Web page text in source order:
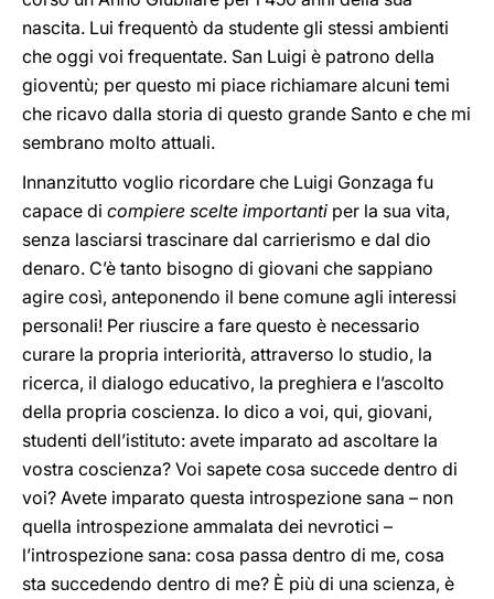
nascita. Lui frequentò da studente gli stessi ambienti
che oggi voi frequentate. San Luigi è patrono della
gioventù; per questo mi piace richiamare alcuni temi
che ricavo dalla storia di questo grande Santo e che mi
sembrano molto attuali.
Innanzitutto voglio ricordare che Luigi Gonzaga fu
capace di compiere scelte importanti per la sua vita,
senza lasciarsi trascinare dal carrierismo e dal dio
denaro. C’è tanto bisogno di giovani che sappiano
agire così, anteponendo il bene comune agli interessi
personali! Per riuscire a fare questo è necessario
curare la propria interiorità, attraverso lo studio, la
ricerca, il dialogo educativo, la preghiera e l’ascolto
della propria coscienza. Io dico a voi, qui, giovani,
studenti dell’istituto: avete imparato ad ascoltare la
vostra coscienza? Voi sapete cosa succede dentro di
voi? Avete imparato questa introspezione sana – non
quella introspezione ammalata dei nevrotici –
l’introspezione sana: cosa passa dentro di me, cosa
sta succedendo dentro di me? È più di una scienza, è